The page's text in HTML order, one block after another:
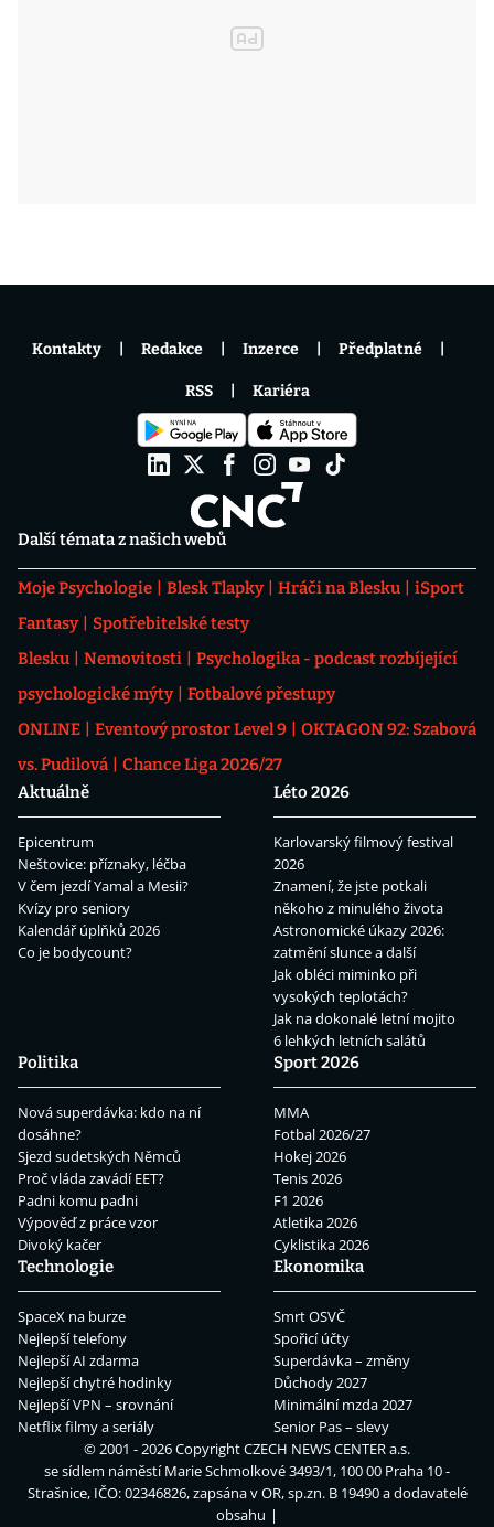
Další témata z našich webů
Moje Psychologie Blesk Tlapky Hráči na Blesku
iSport
Fantasy
Spotřebitelské testy
Blesku
Nemovitosti
Psychologika - podcast rozbíjející
psychologické mýty
Fotbalové přestupy
ONLINE
Eventový prostor Level 9
OKTAGON 92: Szabová
vs. Pudilová
Chance Liga 2026/27
Aktuálně
Epicentrum
Neštovice: příznaky, léčba
V čem jezdí Yamal a Mesii?
Kvízy pro seniory
Kalendář úplňků 2026
Co je bodycount?
Léto 2026
Karlovarský filmový festival
2026
Znamení, že jste potkali
někoho z minulého života
Astronomické úkazy 2026:
zatmění slunce a další
Jak obléci miminko při
vysokých teplotách?
Jak na dokonalé letní mojito
6 lehkých letních salátů
Politika
Nová superdávka: kdo na ní
dosáhne?
Sjezd sudetských Němců
Proč vláda zavádí EET?
Padni komu padni
Výpověď z práce vzor
Divoký kačer
Sport 2026
MMA
Fotbal 2026/27
Hokej 2026
Tenis 2026
F1 2026
Atletika 2026
Cyklistika 2026
Technologie
SpaceX na burze
Nejlepší telefony
Nejlepší AI zdarma
Nejlepší chytré hodinky
Nejlepší VPN – srovnání
Netflix filmy a seriály
Ekonomika
Smrt OSVČ
Spořicí účty
Superdávka – změny
Důchody 2027
Minimální mzda 2027
Senior Pas – slevy
Kontakty Redakce Inzerce Předplatné
RSS Kariéra
© 2001 - 2026 CopyrightCZECH NEWS CENTER a.s.
se sídlem náměstí Marie Schmolkové 3493/1, 100 00 Praha 10 -
Strašnice, IČO: 02346826, zapsána v OR, sp.zn. B 19490 a dodavatelé
obsahu